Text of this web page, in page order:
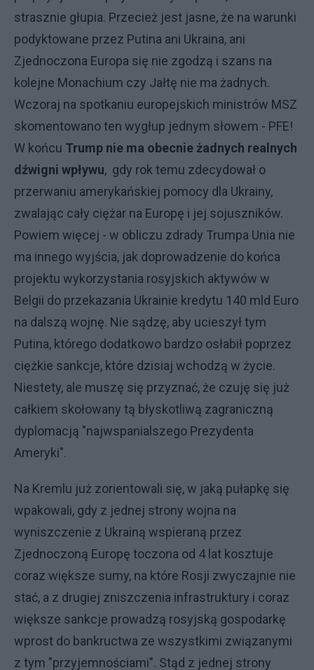
strasznie głupia. Przecież jest jasne, że na warunki
podyktowane przez Putina ani Ukraina, ani
Zjednoczona Europa się nie zgodzą i szans na
kolejne Monachium czy Jałtę nie ma żadnych.
Wczoraj na spotkaniu europejskich ministrów MSZ
skomentowano ten wygłup jednym słowem - PFE!
W końcu Trump nie ma obecnie żadnych realnych
dźwigni wpływu, gdy rok temu zdecydował o
przerwaniu amerykańskiej pomocy dla Ukrainy,
zwalając cały ciężar na Europę i jej sojuszników.
Powiem więcej - w obliczu zdrady Trumpa Unia nie
ma innego wyjścia, jak doprowadzenie do końca
projektu wykorzystania rosyjskich aktywów w
Belgii do przekazania Ukrainie kredytu 140 mld Euro
na dalszą wojnę. Nie sądzę, aby ucieszył tym
Putina, którego dodatkowo bardzo osłabił poprzez
ciężkie sankcje, które dzisiaj wchodzą w życie.
Niestety, ale muszę się przyznać, że czuję się już
całkiem skołowany tą błyskotliwą zagraniczną
dyplomacją "najwspanialszego Prezydenta
Ameryki".
Na Kremlu już zorientowali się, w jaką pułapkę się
wpakowali, gdy z jednej strony wojna na
wyniszczenie z Ukrainą wspieraną przez
Zjednoczoną Europę toczona od 4 lat kosztuje
coraz większe sumy, na które Rosji zwyczajnie nie
stać, a z drugiej zniszczenia infrastruktury i coraz
większe sankcje prowadzą rosyjską gospodarkę
wprost do bankructwa ze wszystkimi związanymi
z tym "przyjemnościami". Stąd z jednej strony